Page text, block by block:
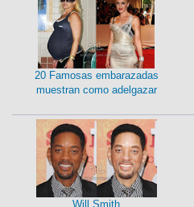
20 Famosas embarazadas
muestran como adelgazar
Will Smith